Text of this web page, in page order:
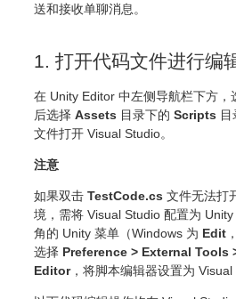
送和接收单聊消息。
1. 打开代码文件进行编
在 Unity Editor 中左侧导航栏下方，
后选择 Assets 目录下的 Scripts
文件打开 Visual Studio。
注意
如果双击 TestCode.cs 文件无法打
境，需将 Visual Studio 配置为
角的 Unity 菜单（Windows 为 Edit
选择 Preference > External Tools
Editor，将脚本编辑器设置为 Visual